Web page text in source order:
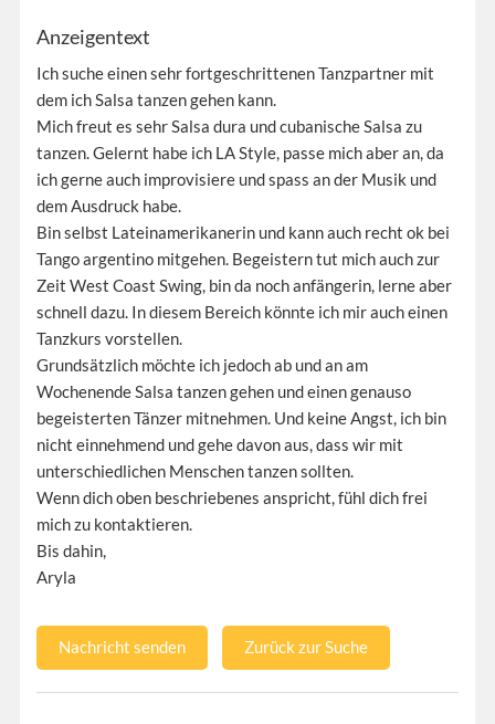
Anzeigentext
Ich suche einen sehr fortgeschrittenen Tanzpartner mit
dem ich Salsa tanzen gehen kann.
Mich freut es sehr Salsa dura und cubanische Salsa zu
tanzen. Gelernt habe ich LA Style, passe mich aber an, da
ich gerne auch improvisiere und spass an der Musik und
dem Ausdruck habe.
Bin selbst Lateinamerikanerin und kann auch recht ok bei
Tango argentino mitgehen. Begeistern tut mich auch zur
Zeit West Coast Swing, bin da noch anfängerin, lerne aber
schnell dazu. In diesem Bereich könnte ich mir auch einen
Tanzkurs vorstellen.
Grundsätzlich möchte ich jedoch ab und an am
Wochenende Salsa tanzen gehen und einen genauso
begeisterten Tänzer mitnehmen. Und keine Angst, ich bin
nicht einnehmend und gehe davon aus, dass wir mit
unterschiedlichen Menschen tanzen sollten.
Wenn dich oben beschriebenes anspricht, fühl dich frei
mich zu kontaktieren.
Bis dahin,
Aryla
Nachricht senden Zurück zur Suche